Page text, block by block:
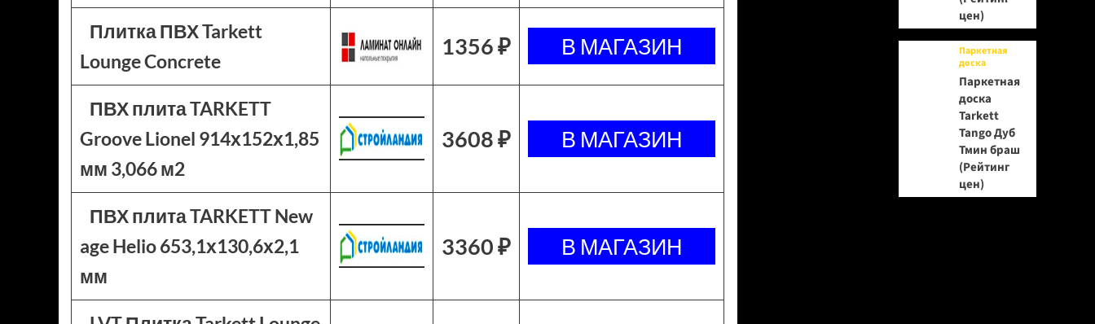
Плитка ПВХ Tarkett
Lounge Concrete
1356 ₽
ПВХ плита TARKETT
Groove Lionel 914х152х1,85
мм 3,066 м2
3608 ₽
ПВХ плита TARKETT New
age Helio 653,1х130,6х2,1
мм
3360 ₽
цен)
Паркетная
доска
Паркетная
доска
Tarkett
Tango Дуб
Тмин браш
(Рейтинг
цен)